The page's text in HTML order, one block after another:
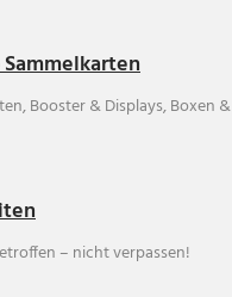
Booster & Displays, Boxen &
– nicht verpassen!